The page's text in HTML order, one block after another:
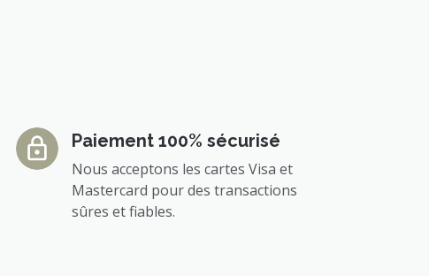
Paiement 100% sécurisé
Nous acceptons les cartes Visa et
Mastercard pour des transactions
sûres et fiables.